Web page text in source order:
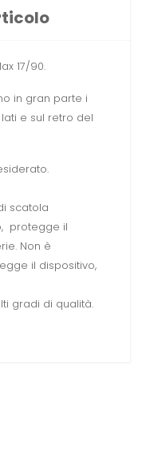
17/90.
in gran parte i
e sul retro del
scatola
protegge il
Non è
il dispositivo,
gradi di qualità.